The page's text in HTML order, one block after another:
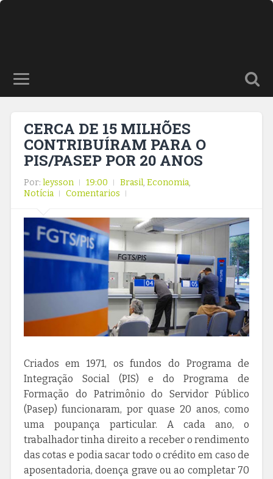
CERCA DE 15 MILHÕES
CONTRIBUÍRAM PARA O
PIS/PASEP POR 20 ANOS
Por: leysson 19:00 Brasil, Economia,
Notícia
Comentarios
Criados em 1971, os fundos do Programa de
Integração Social (PIS) e do Programa de
Formação do Patrimônio do Servidor Público
(Pasep) funcionaram, por quase 20 anos, como
uma poupança particular. A cada ano, o
trabalhador tinha direito a receber o rendimento
das cotas e podia sacar todo o crédito em caso de
aposentadoria, doença grave ou ao completar 70